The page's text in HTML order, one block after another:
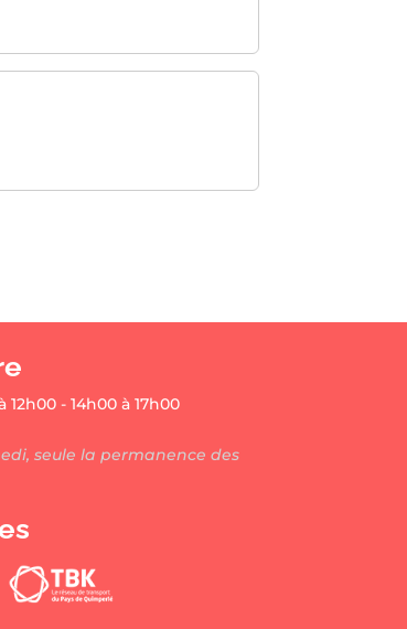
- 14h00 à 17h00
seule la permanence des